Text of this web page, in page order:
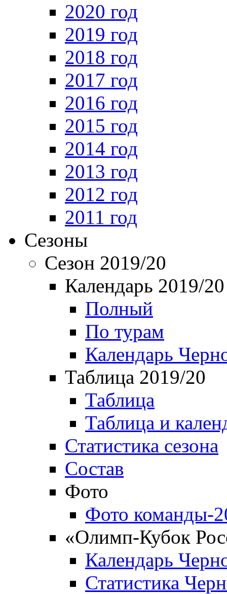
2020 год
2019 год
2018 год
2017 год
2016 год
2015 год
2014 год
2013 год
2012 год
2011 год
Сезоны
Сезон 2019/20
Календарь 2019/20
Полный
По турам
Календарь
Таблица 2019/20
Таблица
Таблица и
Статистика сезона
Состав
Фото
Фото команды-
«Олимп-Кубок
Календарь
Статистика